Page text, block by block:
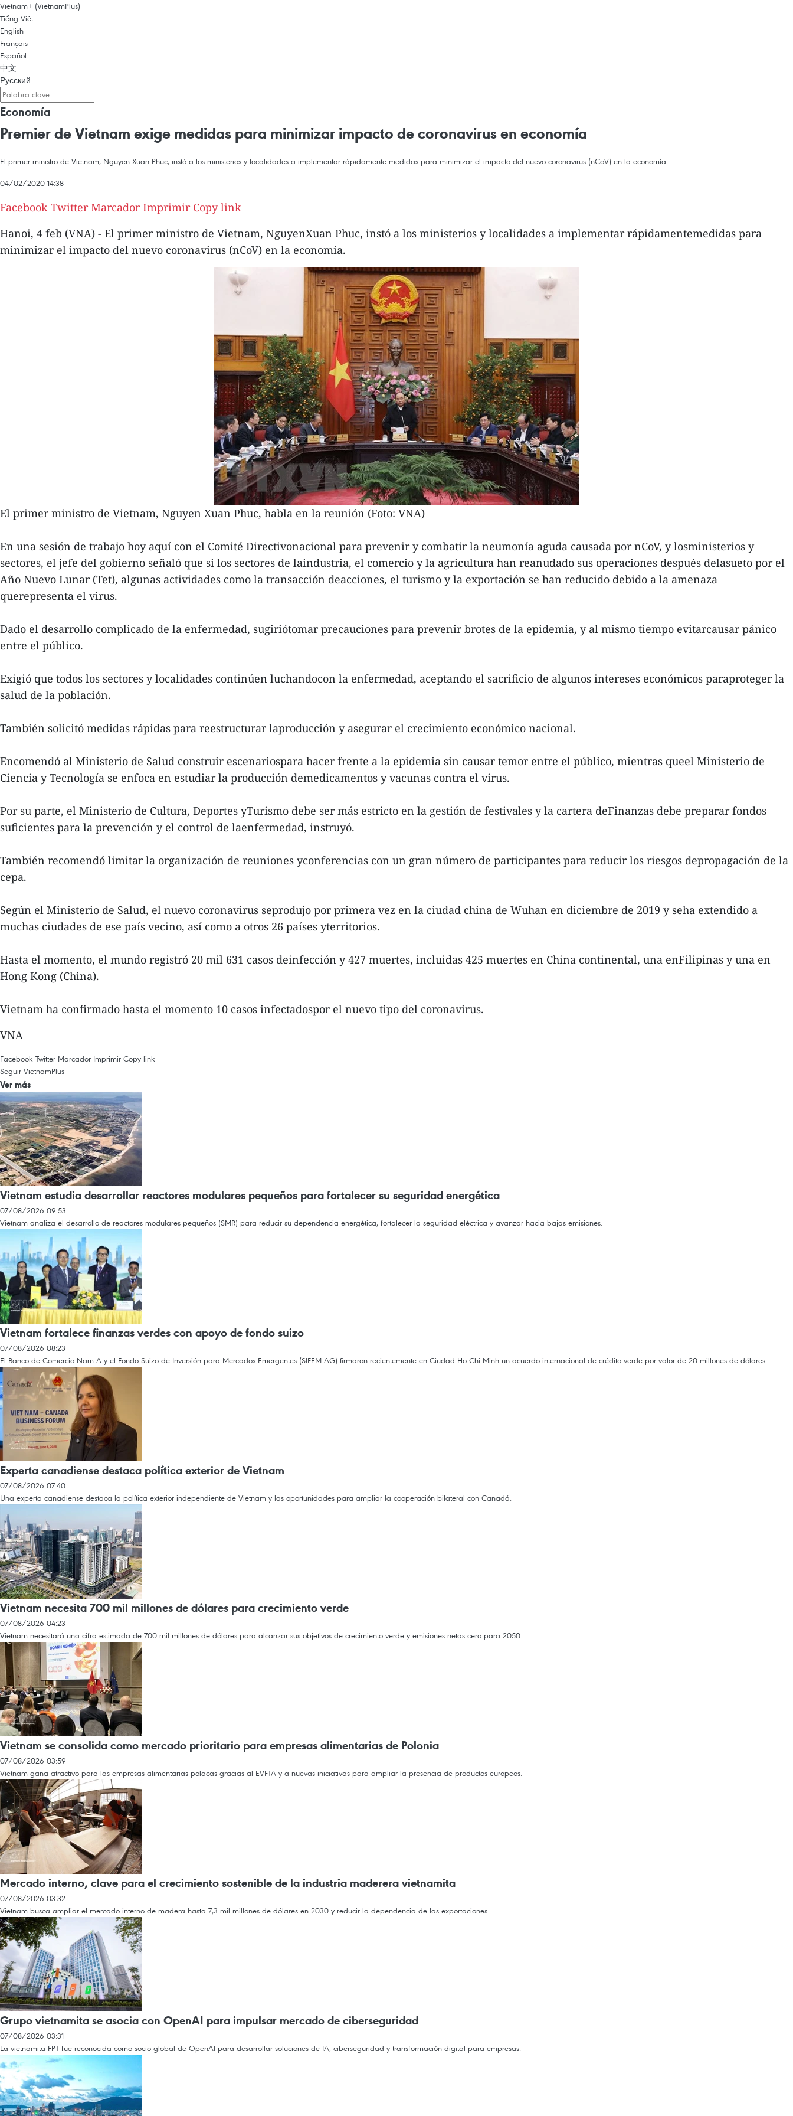
Vietnam+ (VietnamPlus)
Tiếng Việt
English
Français
Español
中文
Русский
Economía
Premier de Vietnam exige medidas para minimizar impacto de coronavirus en economía
El primer ministro de Vietnam, Nguyen Xuan Phuc, instó a los ministerios y localidades a implementar rápidamente medidas para minimizar el impacto del nuevo coronavirus (nCoV) en la economía.
04/02/2020 14:38
Facebook Twitter Marcador Imprimir Copy link
Hanoi, 4 feb (VNA) - El primer ministro de Vietnam, NguyenXuan Phuc, instó a los ministerios y localidades a implementar rápidamentemedidas para
minimizar el impacto del nuevo coronavirus (nCoV) en la economía.
El primer ministro de Vietnam, Nguyen Xuan Phuc, habla en la reunión (Foto: VNA)
En una sesión de trabajo hoy aquí con el Comité Directivonacional para prevenir y combatir la neumonía aguda causada por nCoV, y losministerios y
sectores, el jefe del gobierno señaló que si los sectores de laindustria, el comercio y la agricultura han reanudado sus operaciones después delasueto por el
Año Nuevo Lunar (Tet), algunas actividades como la transacción deacciones, el turismo y la exportación se han reducido debido a la amenaza
querepresenta el virus.
Dado el desarrollo complicado de la enfermedad, sugiriótomar precauciones para prevenir brotes de la epidemia, y al mismo tiempo evitarcausar pánico
entre el público.
Exigió que todos los sectores y localidades continúen luchandocon la enfermedad, aceptando el sacrificio de algunos intereses económicos paraproteger la
salud de la población.
También solicitó medidas rápidas para reestructurar laproducción y asegurar el crecimiento económico nacional.
Encomendó al Ministerio de Salud construir escenariospara hacer frente a la epidemia sin causar temor entre el público, mientras queel Ministerio de
Ciencia y Tecnología se enfoca en estudiar la producción demedicamentos y vacunas contra el virus.
Por su parte, el Ministerio de Cultura, Deportes yTurismo debe ser más estricto en la gestión de festivales y la cartera deFinanzas debe preparar fondos
suficientes para la prevención y el control de laenfermedad, instruyó.
También recomendó limitar la organización de reuniones yconferencias con un gran número de participantes para reducir los riesgos depropagación de la
cepa.
Según el Ministerio de Salud, el nuevo coronavirus seprodujo por primera vez en la ciudad china de Wuhan en diciembre de 2019 y seha extendido a
muchas ciudades de ese país vecino, así como a otros 26 países yterritorios.
Hasta el momento, el mundo registró 20 mil 631 casos deinfección y 427 muertes, incluidas 425 muertes en China continental, una enFilipinas y una en
Hong Kong (China).
Vietnam ha confirmado hasta el momento 10 casos infectadospor el nuevo tipo del coronavirus.
VNA
Facebook Twitter Marcador Imprimir Copy link
Seguir VietnamPlus
Ver más
Vietnam estudia desarrollar reactores modulares pequeños para fortalecer su seguridad energética
07/08/2026 09:53
Vietnam analiza el desarrollo de reactores modulares pequeños (SMR) para reducir su dependencia energética, fortalecer la seguridad eléctrica y avanzar hacia bajas emisiones.
Vietnam fortalece finanzas verdes con apoyo de fondo suizo
07/08/2026 08:23
El Banco de Comercio Nam A y el Fondo Suizo de Inversión para Mercados Emergentes (SIFEM AG) firmaron recientemente en Ciudad Ho Chi Minh un acuerdo internacional de crédito verde por valor de 20 millones de dólares.
Experta canadiense destaca política exterior de Vietnam
07/08/2026 07:40
Una experta canadiense destaca la política exterior independiente de Vietnam y las oportunidades para ampliar la cooperación bilateral con Canadá.
Vietnam necesita 700 mil millones de dólares para crecimiento verde
07/08/2026 04:23
Vietnam necesitará una cifra estimada de 700 mil millones de dólares para alcanzar sus objetivos de crecimiento verde y emisiones netas cero para 2050.
Vietnam se consolida como mercado prioritario para empresas alimentarias de Polonia
07/08/2026 03:59
Vietnam gana atractivo para las empresas alimentarias polacas gracias al EVFTA y a nuevas iniciativas para ampliar la presencia de productos europeos.
Mercado interno, clave para el crecimiento sostenible de la industria maderera vietnamita
07/08/2026 03:32
Vietnam busca ampliar el mercado interno de madera hasta 7,3 mil millones de dólares en 2030 y reducir la dependencia de las exportaciones.
Grupo vietnamita se asocia con OpenAI para impulsar mercado de ciberseguridad
07/08/2026 03:31
La vietnamita FPT fue reconocida como socio global de OpenAI para desarrollar soluciones de IA, ciberseguridad y transformación digital para empresas.